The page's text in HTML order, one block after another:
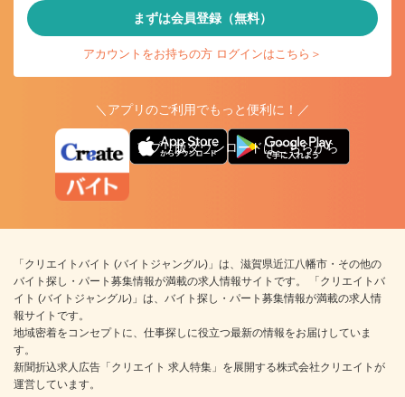
まずは会員登録（無料）
アカウントをお持ちの方 ログインはこちら＞
＼アプリのご利用でもっと便利に！／
アプリ版ダウンロードはこちらから
「クリエイトバイト (バイトジャングル)」は、滋賀県近江八幡市・その他の
バイト探し・パート募集情報が満載の求人情報サイトです。 「クリエイトバ
イト (バイトジャングル)」は、バイト探し・パート募集情報が満載の求人情
報サイトです。
地域密着をコンセプトに、仕事探しに役立つ最新の情報をお届けしていま
す。
新聞折込求人広告「クリエイト 求人特集」を展開する株式会社クリエイトが
運営しています。